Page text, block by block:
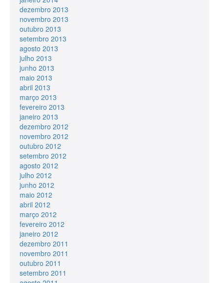
dezembro 2013
novembro 2013
outubro 2013
setembro 2013
agosto 2013
julho 2013
junho 2013
maio 2013
abril 2013
março 2013
fevereiro 2013
janeiro 2013
dezembro 2012
novembro 2012
outubro 2012
setembro 2012
agosto 2012
julho 2012
junho 2012
maio 2012
abril 2012
março 2012
fevereiro 2012
janeiro 2012
dezembro 2011
novembro 2011
outubro 2011
setembro 2011